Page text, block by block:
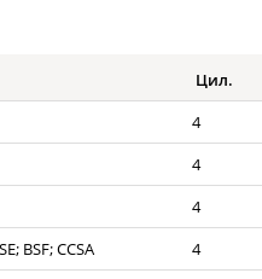
Цил.
4
4
4
BSF; CCSA
4